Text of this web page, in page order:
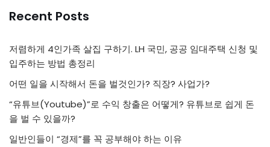
Recent Posts
저렴하게 4인가족 살집 구하기. LH 국민, 공공 임대주택 신청 및
입주하는 방법 총정리
어떤 일을 시작해서 돈을 벌것인가? 직장? 사업가?
“유튜브(Youtube)”로 수익 창출은 어떻게? 유튜브로 쉽게 돈
을 벌 수 있을까?
일반인들이 “경제”를 꼭 공부해야 하는 이유